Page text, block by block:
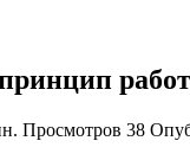
Просмотров 38